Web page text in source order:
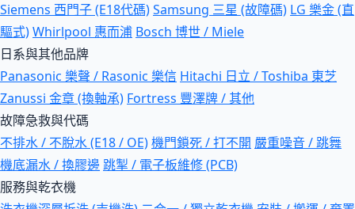
Siemens 西門子 (E18代碼)Samsung 三星 (故障碼) LG 樂金 (直
驅式)Whirlpool 惠而浦 Bosch 博世 / Miele
日系與其他品牌
Panasonic 樂聲 / Rasonic 樂信 Hitachi 日立 / Toshiba 東芝
Zanussi 金章 (換軸承) Fortress 豐澤牌 / 其他
故障急救與代碼
不排水 / 不脫水 (E18 / OE)機門鎖死 / 打不開 嚴重噪音 / 跳舞
機底漏水 / 換膠邊跳掣 / 電子板維修 (PCB)
服務與乾衣機